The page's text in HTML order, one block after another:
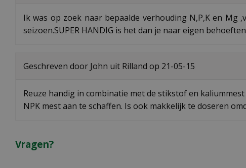
Ik was op zoek naar bepaalde verhouding N,P,K en Mg
seizoen.SUPER HANDIG is het dan je naar eigen
Geschreven door John uit Rilland op 21-05-15
Reuze handig in combinatie met de stikstof en
NPK mest aan te schaffen. Is ook makkelijk te doseren
Vragen?